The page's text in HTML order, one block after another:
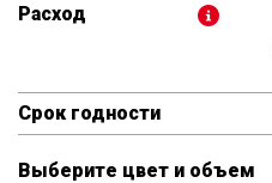
Расход
Срок годности
Выберите цвет и объем